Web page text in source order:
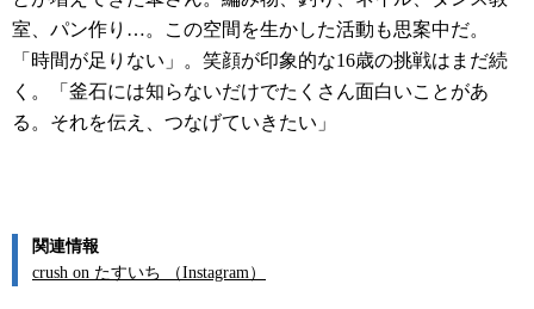
室、パン作り…。この空間を生かした活動も思案中だ。
「時間が足りない」。笑顔が印象的な16歳の挑戦はまだ続
く。「釜石には知らないだけでたくさん面白いことがあ
る。それを伝え、つなげていきたい」
関連情報
crush on たすいち （Instagram）